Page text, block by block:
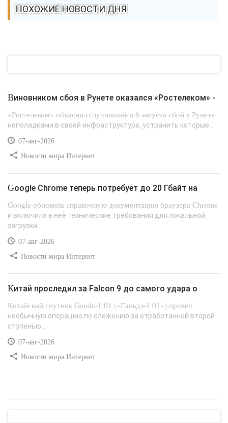
ПОХОЖИЕ НОВОСТИ ДНЯ
Виновником сбоя в Рунете оказался «Ростелеком» -
«Ростелеком» объяснил случившийся 6 августа сбой в Рунете
неполадками в своей инфраструктуре, устранить которые...
07-авг-2026
Новости мира Интернет
Google Chrome теперь потребует до 20 Гбайт на
Google обновила справочную документацию браузера Chrome
и включила в неё технические требования для локальной
загрузки...
07-авг-2026
Новости мира Интернет
Китай проследил за Falcon 9 до самого удара о
Китайский спутник Gande-1 01 («Ганьдэ-1 01») провёл
необычную операцию по слежению за отработанной второй
ступенью...
07-авг-2026
Новости мира Интернет